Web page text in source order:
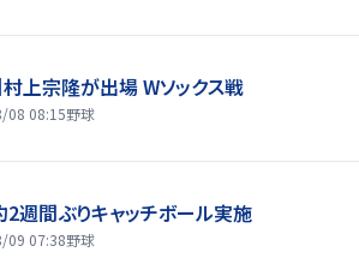
村上宗隆が出場 Wソックス戦
08 08:15野球
2週間ぶりキャッチボール実施
09 07:38野球